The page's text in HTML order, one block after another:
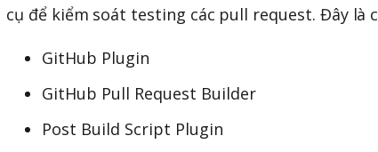
cụ để kiểm soát testing các pull request. Đây là
GitHub Plugin
GitHub Pull Request Builder
Post Build Script Plugin